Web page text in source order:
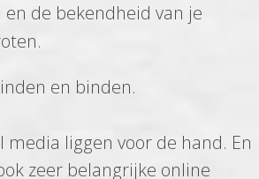
de bekendheid van je
en binden.
media liggen voor de hand. En
zeer belangrijke online